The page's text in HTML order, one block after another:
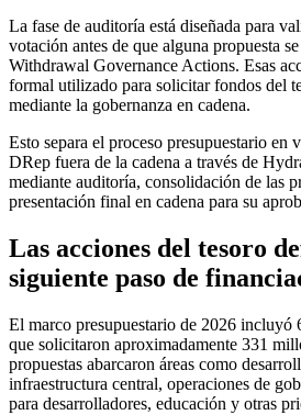
La fase de auditoría está diseñada para
votación antes de que alguna propuesta
Withdrawal Governance Actions. Esas
formal utilizado para solicitar fondos del
mediante la gobernanza en cadena.
Esto separa el proceso presupuestario en
DRep fuera de la cadena a través de
mediante auditoría, consolidación de las
presentación final en cadena para su
Las acciones del tesoro
siguiente paso de
El marco presupuestario de 2026 incluyó
que solicitaron aproximadamente 331
propuestas abarcaron áreas como
infraestructura central, operaciones de
para desarrolladores, educación y otras